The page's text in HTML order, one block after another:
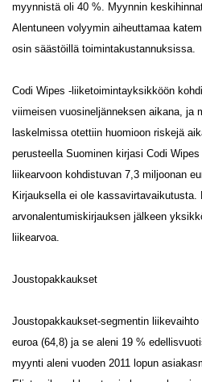
myynnistä oli 40 %. Myynnin
Alentuneen volyymin aiheuttamaa
osin säästöillä toimintakustannuksissa.
Codi Wipes -liiketoimintayksikköön
viimeisen vuosineljänneksen aikana, ja
laskelmissa otettiin huomioon riskejä
perusteella Suominen kirjasi Codi
liikearvoon kohdistuvan 7,3 miljoonan
Kirjauksella ei ole kassavirtavaikutusta.
arvonalentumiskirjauksen jälkeen
liikearvoa.
Joustopakkaukset
Joustopakkaukset-segmentin
euroa (64,8) ja se aleni 19 %
myynti aleni vuoden 2011 lopun